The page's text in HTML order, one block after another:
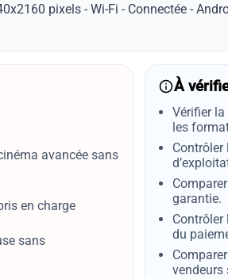
pixels - Wi-Fi - Connectée -
avancée sans
en charge
sans
À
Vérifier
les
Contrôler
garantie.
du
vendeurs